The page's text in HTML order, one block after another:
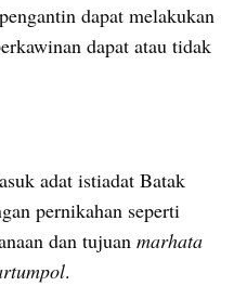
dapat melakukan
dapat atau tidak
adat istiadat Batak
dan tujuan marhata
.